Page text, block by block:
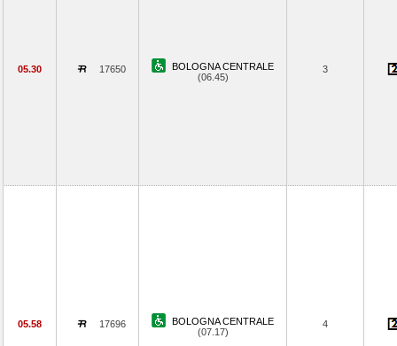
05.30 17650
BOLOGNA CENTRALE
(06.45)
3
05.58 17696
BOLOGNA CENTRALE
(07.17)
4